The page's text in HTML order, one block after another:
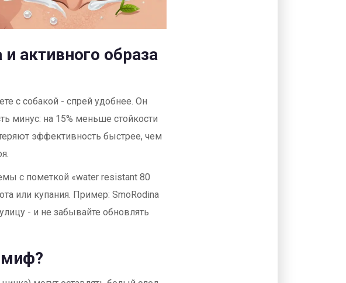
активного образа
с собакой - спрей удобнее. Он
минус: на 15% меньше стойкости
эффективность быстрее, чем
с пометкой «water resistant 80
или купания. Пример: SmoRodina
- и не забывайте обновлять